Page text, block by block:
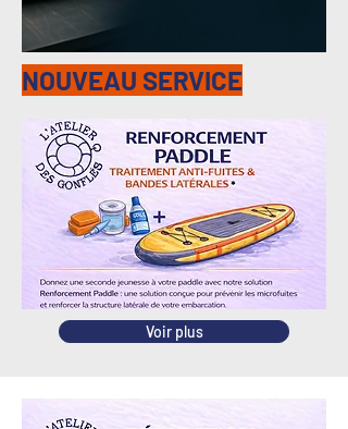
NOUVEAU SERVICE
Voir plus